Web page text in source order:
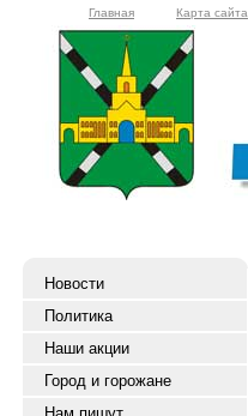
Главная Карта сайта
Новости
Политика
Наши акции
Город и горожане